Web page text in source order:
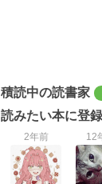
積読中の読書家
読みたい本に登
2年前 12